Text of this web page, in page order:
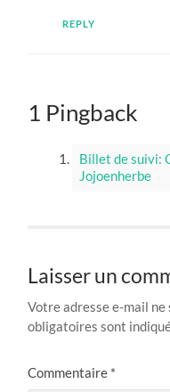
REPLY
1 Pingback
Billet de suivi:
Jojoenherbe
Laisser un
Votre adresse e-mail ne
obligatoires sont
Commentaire *